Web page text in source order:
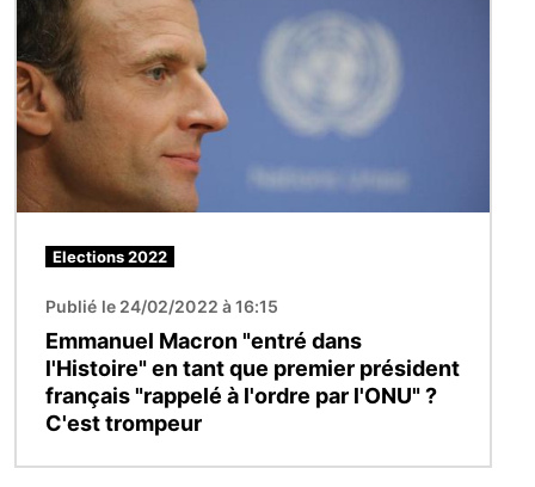
Elections 2022
Publié le 24/02/2022 à 16:15
Emmanuel Macron "entré dans
l'Histoire" en tant que premier président
français "rappelé à l'ordre par l'ONU" ?
C'est trompeur